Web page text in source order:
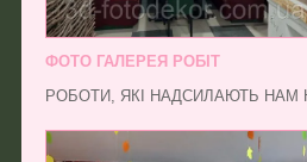
ФОТО ГАЛЕРЕЯ РОБІТ
РОБОТИ, ЯКІ НАДСИЛАЮТЬ НАМ